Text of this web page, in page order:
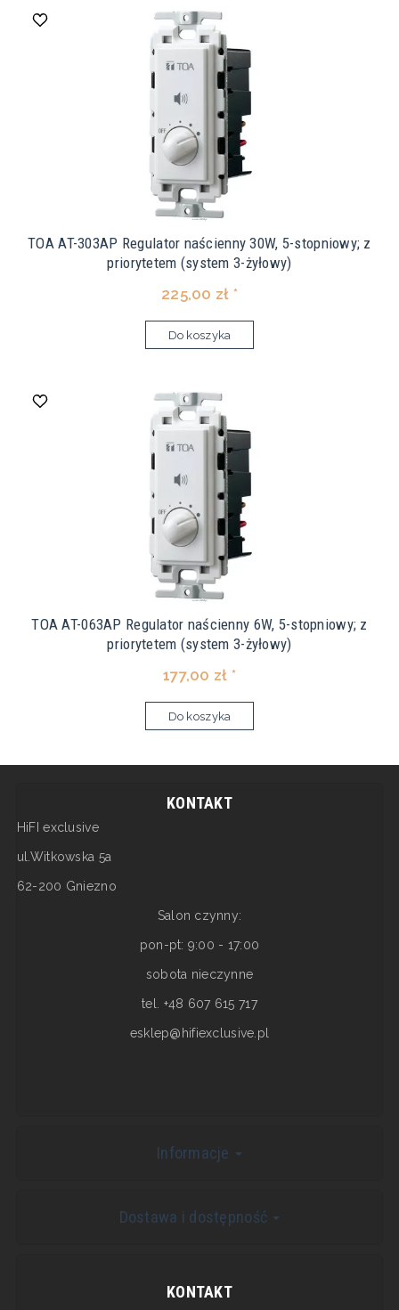
TOA AT-303AP Regulator naścienny 30W, 5-stopniowy; z
priorytetem (system 3-żyłowy)
225,00 zł *
Do koszyka
TOA AT-063AP Regulator naścienny 6W, 5-stopniowy; z
priorytetem (system 3-żyłowy)
177,00 zł *
Do koszyka
KONTAKT
HiFI exclusive
ul.Witkowska 5a
62-200 Gniezno
Salon czynny:
pon-pt: 9:00 - 17:00
sobota nieczynne
tel. +48 607 615 717
esklep@hifiexclusive.pl
Informacje
Dostawa i dostępność
KONTAKT